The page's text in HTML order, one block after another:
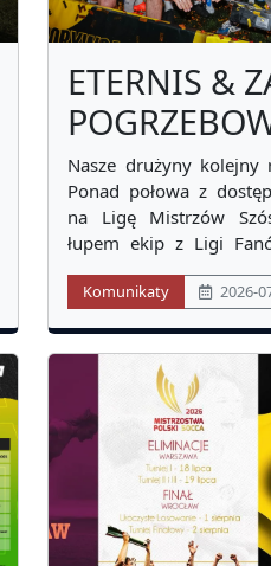
ETERNIS &
WINNICCY Z
PUCHAREM
2026!
Nasze drużyny kolejny
Ponad połowa z
na Ligę Mistrzów
łupem ekip z Ligi
zostało obsadzone
naszych
Winniccy. Fortuna
Komunikaty 2026-